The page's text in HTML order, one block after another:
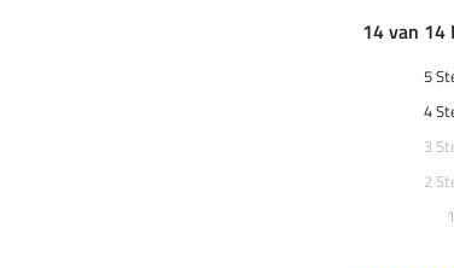
14 van 14
5
4
3
2